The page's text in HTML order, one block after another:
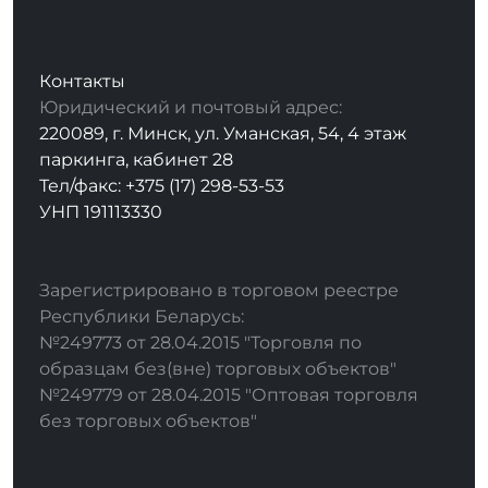
Контакты
Юридический и почтовый адрес:
220089, г. Минск, ул. Уманская, 54, 4 этаж
паркинга, кабинет 28
Тел/факс: +375 (17) 298-53-53
УНП 191113330
Зарегистрировано в торговом реестре
Республики Беларусь:
№249773 от 28.04.2015 "Торговля по
образцам без(вне) торговых объектов"
№249779 от 28.04.2015 "Оптовая торговля
без торговых объектов"